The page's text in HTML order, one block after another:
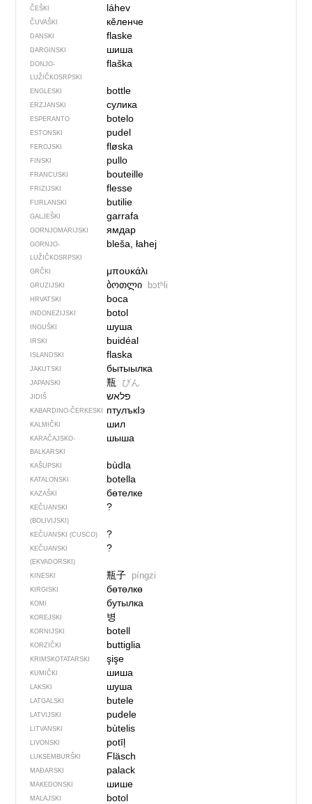
ČEŠKI láhev
ČUVAŠKI кӗленче
DANSKI flaske
DARGINSKI шиша
DONJO­
LUŽIČKOSRPSKI
flaška
ENGLESKI bottle
ERZJANSKI сулика
ESPERANTO botelo
ESTONSKI pudel
FEROJSKI fløska
FINSKI pullo
FRANCUSKI bouteille
FRIZIJSKI flesse
FURLANSKI butilie
GALJEŠKI garrafa
GORNJOMARIJSKI ямдар
GORNJO­
LUŽIČKOSRPSKI
bleša, łahej
GRČKI μπουκάλι
GRUZIJSKI ბოთლი bɔtʰli
HRVATSKI boca
INDONEZIJSKI botol
INGUŠKI шуша
IRSKI buidéal
ISLANDSKI flaska
JAKUTSKI бытыылка
JAPANSKI 瓶 びん
JIDIŠ פלאש
KABARDINO-ČERKESKI птулъкIэ
KALMIČKI шил
KARAČAJSKO-
BALKARSKI
шыша
KAŠUPSKI bùdla
KATALONSKI botella
KAZAŠKI бөтелке
KEČUANSKI
(BOLIVIJSKI)
?
KEČUANSKI (CUSCO) ?
KEČUANSKI
(EKVADORSKI)
?
KINESKI 瓶子 píngzi
KIRGISKI бөтөлкө
KOMI бутылка
KOREJSKI 병
KORNIJSKI botell
KORZIČKI buttiglia
KRIMSKOTATARSKI şişe
KUMIČKI шиша
LAKSKI шуша
LATGALSKI butele
LATVIJSKI pudele
LITVANSKI bùtelis
LIVONSKI potīļ
LUKSEMBURŠKI Fläsch
MAĐARSKI palack
MAKEDONSKI шише
MALAJSKI botol